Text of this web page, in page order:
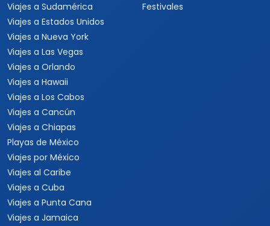
Viajes a Sudamérica
Viajes a Estados Unidos
Viajes a Nueva York
Viajes a Las Vegas
Viajes a Orlando
Viajes a Hawaii
Viajes a Los Cabos
Viajes a Cancún
Viajes a Chiapas
Playas de México
Viajes por México
Viajes al Caribe
Viajes a Cuba
Viajes a Punta Cana
Viajes a Jamaica
Festivales